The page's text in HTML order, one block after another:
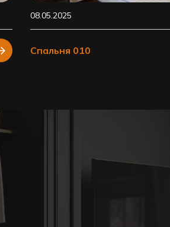
08.05.2025
Спальня 010